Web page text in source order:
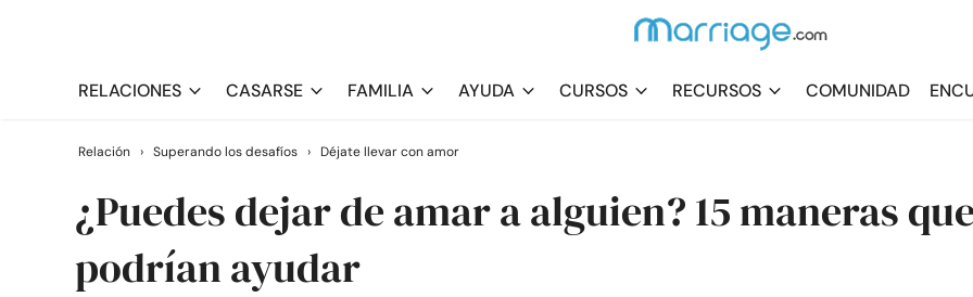
RELACIONES CASARSE FAMILIA AYUDA CURSOS RECURSOS COMUNIDAD
Relación › Superando los desafíos › Déjate llevar con amor
¿Puedes dejar de amar a alguien? 15 maneras
podrían ayudar